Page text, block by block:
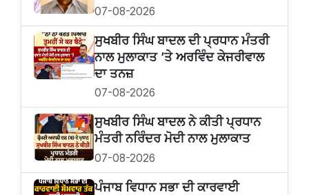
07-08-2026
ਸੁਖਬੀਰ ਸਿੰਘ ਬਾਦਲ ਦੀ ਪ੍ਰਧਾਨ ਮੰਤਰੀ
ਨਾਲ ਮੁਲਾਕਾਤ ’ਤੇ ਅਰਵਿੰਦ ਕੇਜਰੀਵਾਲ
ਦਾ ਤਨਜ਼
07-08-2026
ਸੁਖਬੀਰ‌ ਸਿੰਘ ਬਾਦਲ ਨੇ ਕੀਤੀ ਪ੍ਰਧਾਨ
ਮੰਤਰੀ ਨਰਿੰਦਰ ਮੋਦੀ ਨਾਲ ਮੁਲਾਕਾਤ
07-08-2026
ਪੰਜਾਬ ਵਿਧਾਨ ਸਭਾ ਦੀ ਕਾਰਵਾਈ